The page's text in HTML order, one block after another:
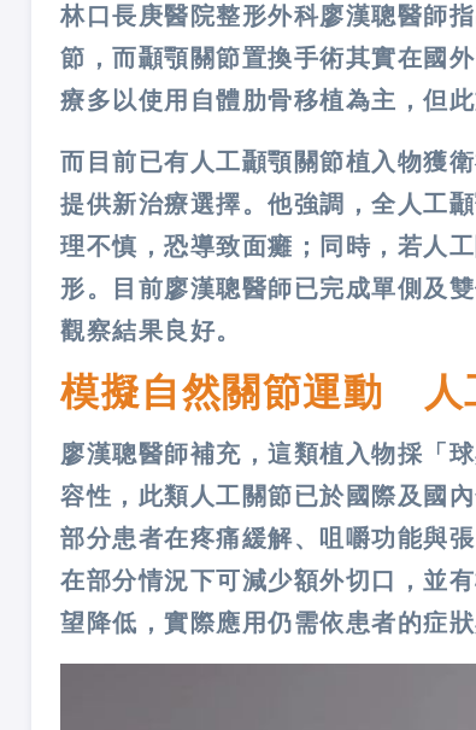
林口長庚醫院整形外科廖漢聰醫師
節，而顳顎關節置換手術其實在國
療多以使用自體肋骨移植為主，但
而目前已有人工顳顎關節植入物獲
提供新治療選擇。他強調，全人工
理不慎，恐導致面癱；同時，若人
形。目前廖漢聰醫師已完成單側及
觀察結果良好。
模擬自然關節運動 人
廖漢聰醫師補充，這類植入物採「
容性，此類人工關節已於國際及國
部分患者在疼痛緩解、咀嚼功能與
在部分情況下可減少額外切口，並
望降低，實際應用仍需依患者的症狀